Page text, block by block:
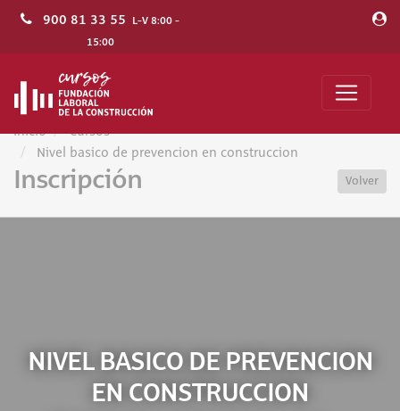
900 81 33 55 L-V 8:00 -
15:00
Inicio
Cursos
Nivel basico de prevencion en construccion
Inscripción Volver
NIVEL BASICO DE PREVENCION
EN CONSTRUCCION